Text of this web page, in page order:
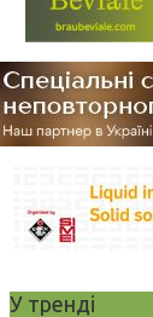
У тренді